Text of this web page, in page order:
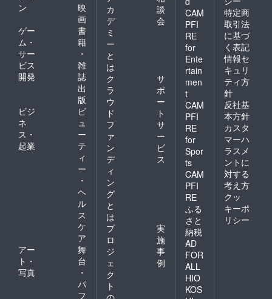
ン
映
画
ゲー
ム・
サー
ビス
開発
書
籍
・
雑
誌
出
版
ビジ
ネ
ス・
起業
ビ
ュ
ー
テ
ィ
ー
・
ヘ
ル
ス
ケ
ア
アー
ト・
写真
舞
台
・
パ
フ
カ
デ
ミ
ー
と
は
談
会
ク
ラ
ウ
ド
フ
ァ
ン
デ
ィ
ン
グ
と
は
サ
ポ
ー
ト
サ
ー
ビ
ス
プ
ロ
ジ
ェ
ク
ト
実
施
事
例
CAM
PFI
RE
for
Ente
rtain
men
t
CAM
PFI
RE
for
Spor
ts
CAM
PFI
RE
ふる
さと
納税
AD
FOR
ALL
HIO
KOS
特定商
取引法
に基づ
く表記
情報セ
キュリ
ティ方
針
反社基
本方針
カスタ
マーハ
ラスメ
ントに
対する
考え方
クッ
キーポ
リシー